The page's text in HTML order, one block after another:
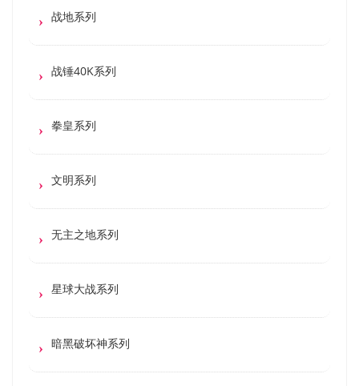
战地系列
战锤40K系列
拳皇系列
文明系列
无主之地系列
星球大战系列
暗黑破坏神系列